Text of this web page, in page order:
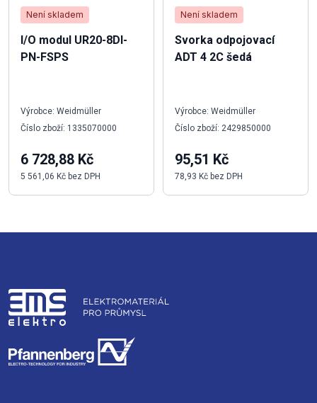
Není skladem
I/O modul UR20-8DI-
PN-FSPS
Výrobce: Weidmüller
Číslo zboží: 1335070000
6 728,88 Kč
5 561,06 Kč bez DPH
Není skladem
Svorka odpojovací
ADT 4 2C šedá
Výrobce: Weidmüller
Číslo zboží: 2429850000
95,51 Kč
78,93 Kč bez DPH